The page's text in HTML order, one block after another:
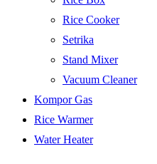
Rice Cooker
Setrika
Stand Mixer
Vacuum Cleaner
Kompor Gas
Rice Warmer
Water Heater